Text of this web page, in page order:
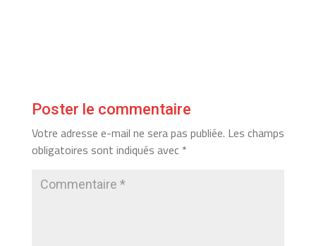
Poster le commentaire
Votre adresse e-mail ne sera pas publiée. Les champs
obligatoires sont indiqués avec *